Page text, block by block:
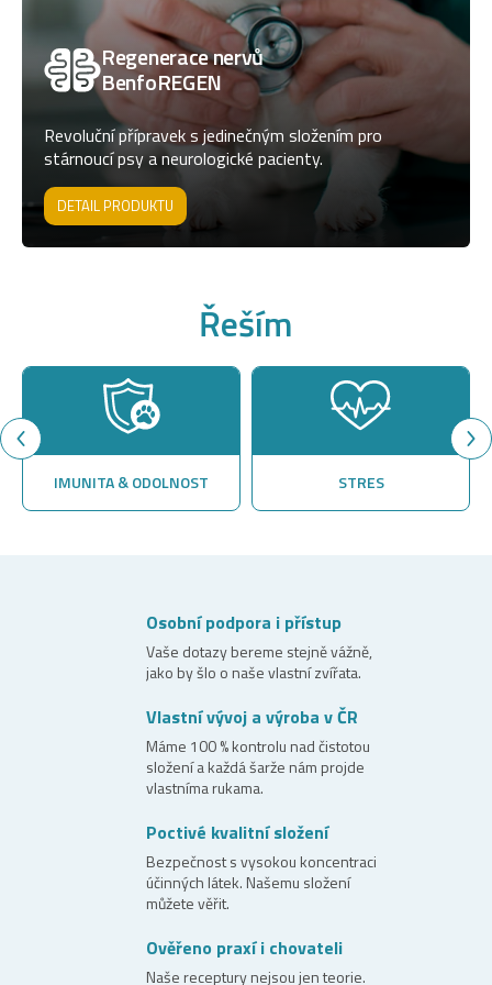
Regenerace nervů
BenfoREGEN
Revoluční přípravek s jedinečným složením pro
stárnoucí psy a neurologické pacienty.
DETAIL PRODUKTU
Osobní podpora i přístup
Vaše dotazy bereme stejně vážně,
jako by šlo o naše vlastní zvířata.
Vlastní vývoj a výroba v ČR
Máme 100 % kontrolu nad čistotou
složení a každá šarže nám projde
vlastníma rukama.
Poctivé kvalitní složení
Bezpečnost s vysokou koncentraci
účinných látek. Našemu složení
můžete věřit.
Ověřeno praxí i chovateli
Naše receptury nejsou jen teorie.
Řeším
IMUNITA & ODOLNOST STRES